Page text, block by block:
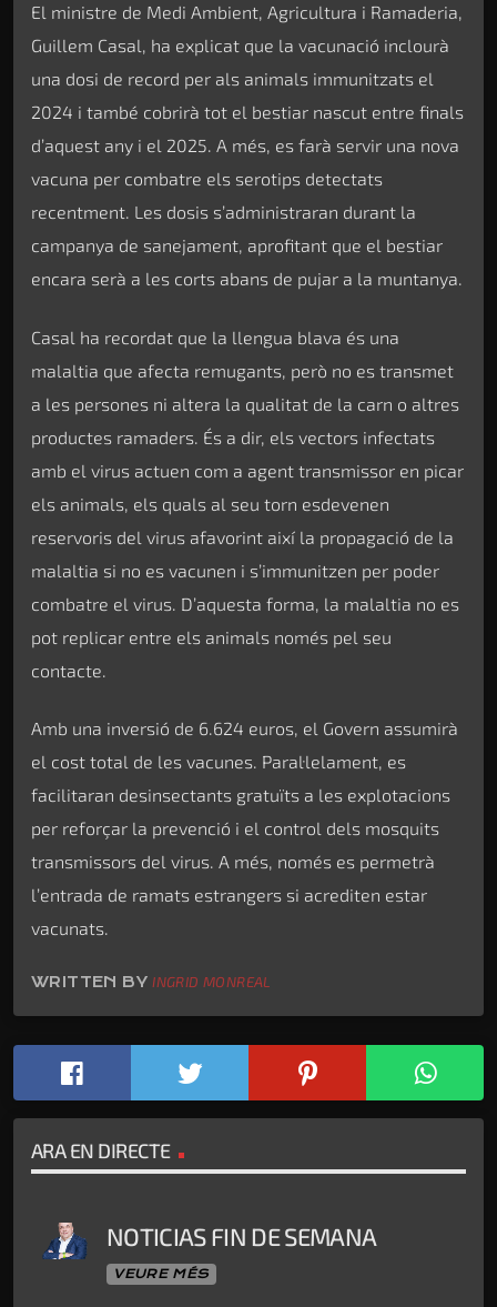
El ministre de Medi Ambient, Agricultura i Ramaderia,
Guillem Casal, ha explicat que la vacunació inclourà
una dosi de record per als animals immunitzats el
2024 i també cobrirà tot el bestiar nascut entre finals
d’aquest any i el 2025. A més, es farà servir una nova
vacuna per combatre els serotips detectats
recentment. Les dosis s’administraran durant la
campanya de sanejament, aprofitant que el bestiar
encara serà a les corts abans de pujar a la muntanya.
Casal ha recordat que la llengua blava és una
malaltia que afecta remugants, però no es transmet
a les persones ni altera la qualitat de la carn o altres
productes ramaders. És a dir, els vectors infectats
amb el virus actuen com a agent transmissor en picar
els animals, els quals al seu torn esdevenen
reservoris del virus afavorint així la propagació de la
malaltia si no es vacunen i s’immunitzen per poder
combatre el virus. D’aquesta forma, la malaltia no es
pot replicar entre els animals només pel seu
contacte.
Amb una inversió de 6.624 euros, el Govern assumirà
el cost total de les vacunes. Paral·lelament, es
facilitaran desinsectants gratuïts a les explotacions
per reforçar la prevenció i el control dels mosquits
transmissors del virus. A més, només es permetrà
l’entrada de ramats estrangers si acrediten estar
vacunats.
WRITTEN BYINGRID MONREAL
ARA EN DIRECTE
NOTICIAS FIN DE SEMANA
VEURE MÉS